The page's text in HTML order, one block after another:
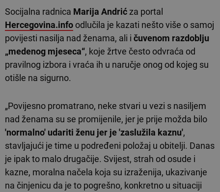
Socijalna radnica Marija Andrićza portal
Hercegovina.info odlučila je kazati nešto više o samoj
povijesti nasilja nad ženama, ali i čuvenom razdoblju
„medenog mjeseca“, koje žrtve često odvraća od
pravilnog izbora i vraća ih u naručje onog od kojeg su
otišle na sigurno.
„Povijesno promatrano, neke stvari u vezi s nasiljem
nad ženama su se promijenile, jer je prije možda bilo
'normalno' udariti ženu jer je 'zaslužila kaznu',
stavljajući je time u podređeni položaj u obitelji. Danas
je ipak to malo drugačije. Svijest, strah od osude i
kazne, moralna načela koja su izraženija, ukazivanje
na činjenicu da je to pogrešno, konkretno u situaciji